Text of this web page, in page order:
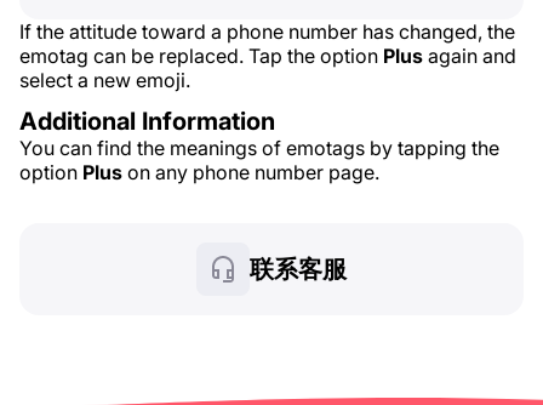
If the attitude toward a phone number has changed, the
emotag can be replaced. Tap the option Plus again and
select a new emoji.
Additional Information
You can find the meanings of emotags by tapping the
option Plus on any phone number page.
联系客服